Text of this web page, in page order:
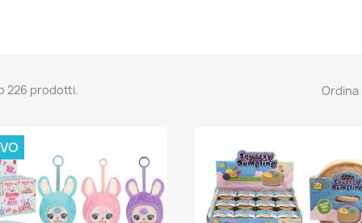
226 prodotti. Ordina